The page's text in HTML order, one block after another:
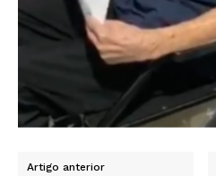
Artigo anterior